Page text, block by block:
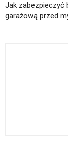
Jak zabezpieczyć
garażową przed